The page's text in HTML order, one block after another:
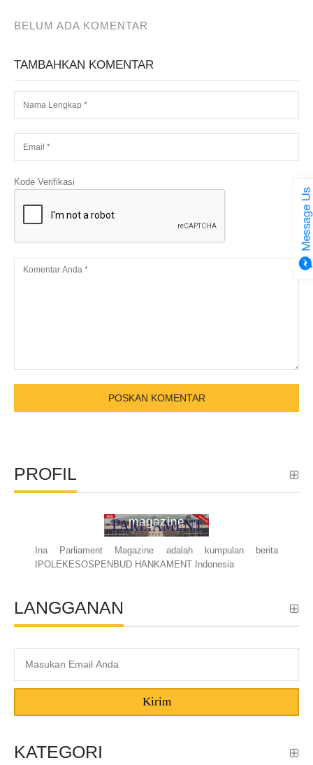
BELUM ADA KOMENTAR
TAMBAHKAN KOMENTAR
Kode Verifikasi
PROFIL
magazine
Ina Parliament Magazine adalah kumpulan berita
IPOLEKESOSPENBUD HANKAMENT Indonesia
LANGGANAN
Kirim
KATEGORI